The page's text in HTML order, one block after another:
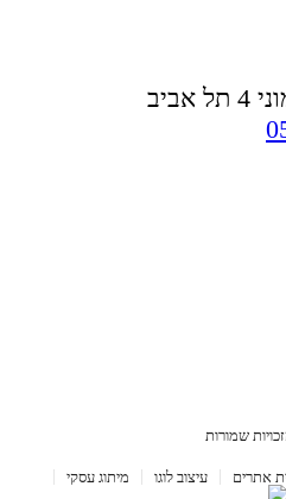
שמורות
אתרים עיצוב לוגו מיתוג עסקי